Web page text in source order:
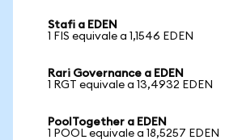
Stafi a EDEN
1 FIS equivale a 1,1546 EDEN
Rari Governance a EDEN
1 RGT equivale a 13,4932 EDEN
PoolTogether a EDEN
1 POOL equivale a 18,5257 EDEN